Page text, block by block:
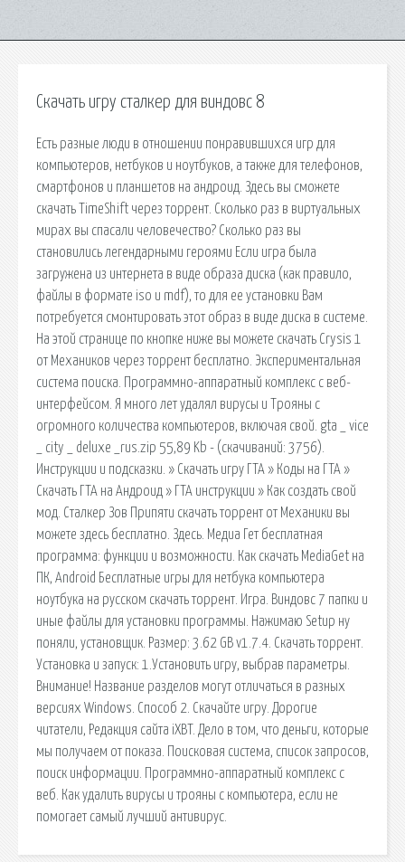
Скачать игру сталкер для виндовс 8
Есть разные люди в отношении понравившихся игр для
компьютеров, нетбуков и ноутбуков, а также для телефонов,
смартфонов и планшетов на андроид. Здесь вы сможете
скачать TimeShift через торрент. Сколько раз в виртуальных
мирах вы спасали человечество? Сколько раз вы
становились легендарными героями Если игра была
загружена из интернета в виде образа диска (как правило,
файлы в формате iso и mdf), то для ее установки Вам
потребуется смонтировать этот образ в виде диска в системе.
На этой странице по кнопке ниже вы можете скачать Crysis 1
от Механиков через торрент бесплатно. Экспериментальная
система поиска. Программно-аппаратный комплекс с веб-
интерфейсом. Я много лет удалял вирусы и Трояны с
огромного количества компьютеров, включая свой. gta _ vice
_ city _ deluxe _rus.zip 55,89 Kb - (cкачиваний: 3756).
Инструкции и подсказки. » Скачать игру ГТА » Коды на ГТА »
Скачать ГТА на Андроид » ГТА инструкции » Как создать свой
мод. Сталкер Зов Припяти скачать торрент от Механики вы
можете здесь бесплатно. Здесь. Медиа Гет бесплатная
программа: функции и возможности. Как скачать MediaGet на
ПК, Android Бесплатные игры для нетбука компьютера
ноутбука на русском скачать торрент. Игра. Виндовс 7 папки и
иные файлы для установки программы. Нажимаю Setup ну
поняли, установщик. Размер: 3.62 GB v1.7.4. Скачать торрент.
Установка и запуск: 1.Установить игру, выбрав параметры.
Внимание! Название разделов могут отличаться в разных
версиях Windows. Способ 2. Скачайте игру. Дорогие
читатели, Редакция сайта iXBT. Дело в том, что деньги, которые
мы получаем от показа. Поисковая сиcтема, список запросов,
поиск информации. Программно-аппаратный комплекс с
веб. Как удалить вирусы и трояны с компьютера, если не
помогает самый лучший антивирус.